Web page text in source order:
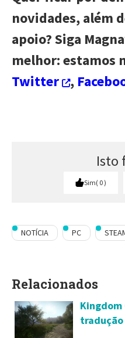
novidades, além
apoio? Siga
melhor: estamos
Twitter
,
Isto
Sim 0
NOTÍCIA PC
Relacionados
Kingdom